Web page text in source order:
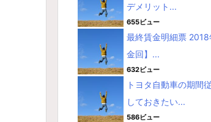
デメリット...
655ビュー
最終賃金明細票 2018
金回】...
632ビュー
トヨタ自動車の期間
しておきたい...
586ビュー